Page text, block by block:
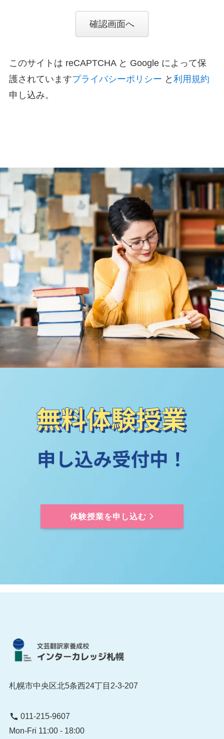
確認画面へ
このサイトは reCAPTCHA と Google によって保
護されていますプライバシーポリシー と 利用規約
申し込み。
体験授業を申し込む
札幌市中央区北5条西24丁目2-3-207
011-215-9607
Mon-Fri 11:00 - 18:00